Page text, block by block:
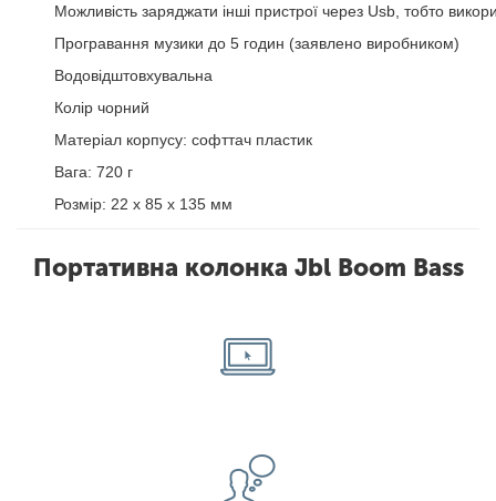
Можливість заряджати інші пристрої через Usb, тобто
Програвання музики до 5 годин (заявлено виробником)
Водовідштовхувальна
Колір чорний
Матеріал корпусу: софттач пластик
Вага: 720 г
Розмір: 22 x 85 x 135 мм
Портативна колонка Jbl Boom Bass